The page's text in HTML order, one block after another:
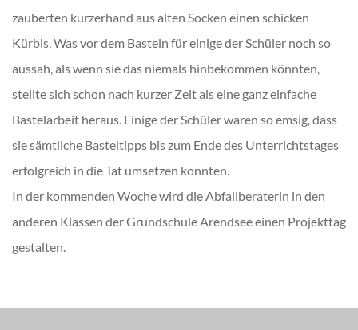
zauberten kurzerhand aus alten Socken einen schicken
Kürbis. Was vor dem Basteln für einige der Schüler noch so
aussah, als wenn sie das niemals hinbekommen könnten,
stellte sich schon nach kurzer Zeit als eine ganz einfache
Bastelarbeit heraus. Einige der Schüler waren so emsig, dass
sie sämtliche Basteltipps bis zum Ende des Unterrichtstages
erfolgreich in die Tat umsetzen konnten.
In der kommenden Woche wird die Abfallberaterin in den
anderen Klassen der Grundschule Arendsee einen Projekttag
gestalten.